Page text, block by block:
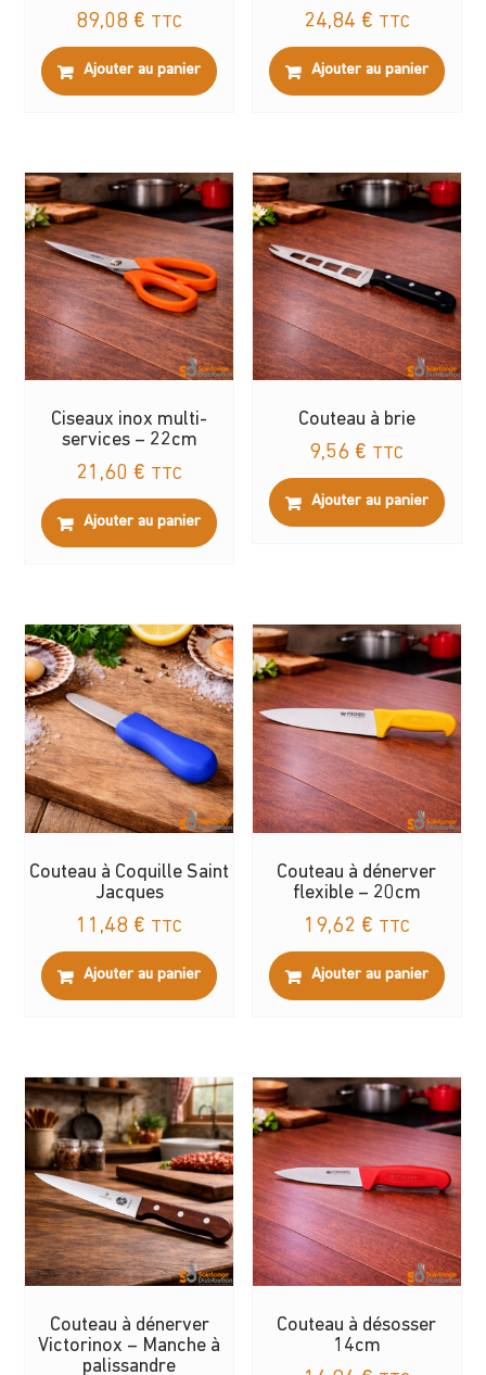
89,08 € TTC
Ajouter au panier
24,84 € TTC
Ajouter au panier
Ciseaux inox multi-
services – 22cm
21,60 € TTC
Ajouter au panier
Couteau à brie
9,56 € TTC
Ajouter au panier
Couteau à Coquille Saint
Jacques
11,48 € TTC
Ajouter au panier
Couteau à dénerver
flexible – 20cm
19,62 € TTC
Ajouter au panier
Couteau à dénerver
Victorinox – Manche à
palissandre
Couteau à désosser
14cm